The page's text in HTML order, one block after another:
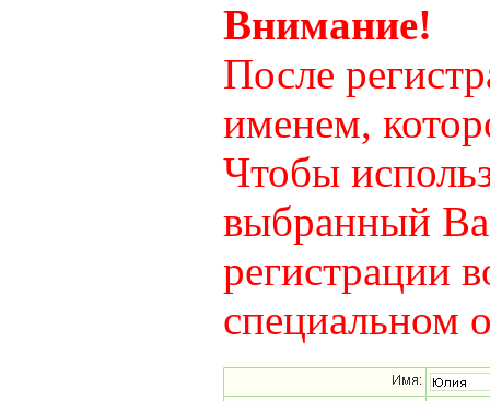
Внимание!
После
именем,
Чтобы
выбранный
регистрации
специальном